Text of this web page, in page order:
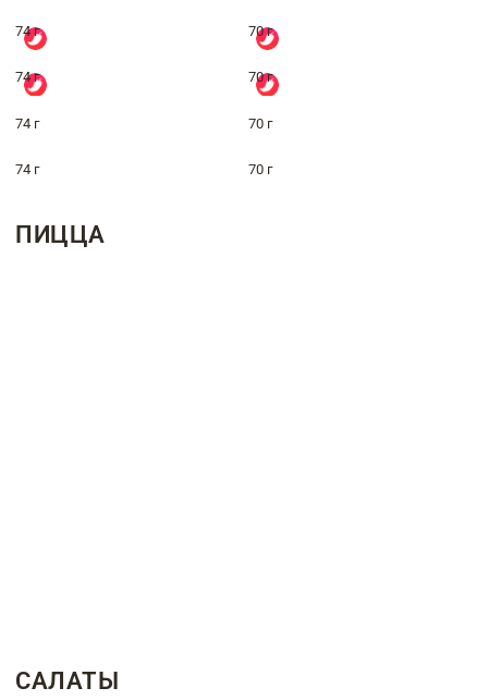
74 г 70 г
74 г 70 г
74 г 70 г
74 г 70 г
ПИЦЦА
САЛАТЫ